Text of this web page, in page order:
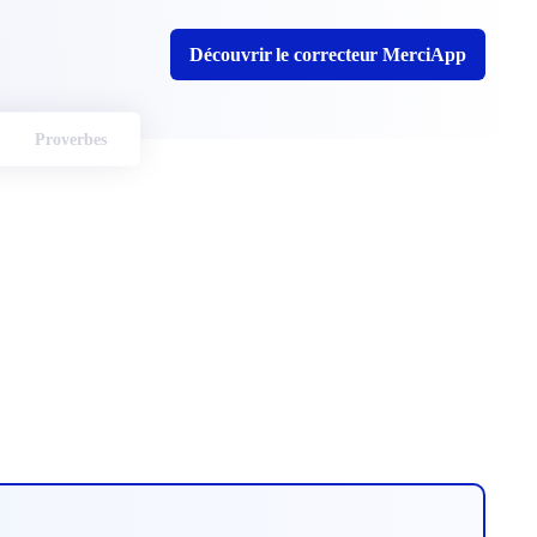
Découvrir le correcteur MerciApp
Proverbes